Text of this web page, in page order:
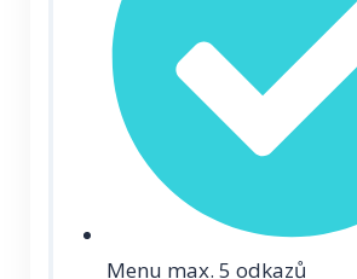
Menu max. 5 odkazů